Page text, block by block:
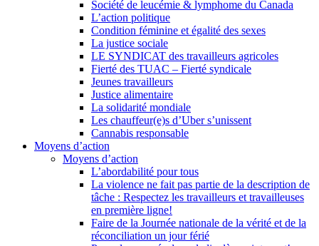
Société de leucémie & lymphome du Canada
L’action politique
Condition féminine et égalité des sexes
La justice sociale
LE SYNDICAT des travailleurs agricoles
Fierté des TUAC – Fierté syndicale
Jeunes travailleurs
Justice alimentaire
La solidarité mondiale
Les chauffeur(e)s d’Uber s’unissent
Cannabis responsable
Moyens d’action
Moyens d’action
L’abordabilité pour tous
La violence ne fait pas partie de la description de
tâche : Respectez les travailleurs et travailleuses
en première ligne!
Faire de la Journée nationale de la vérité et de la
réconciliation un jour férié